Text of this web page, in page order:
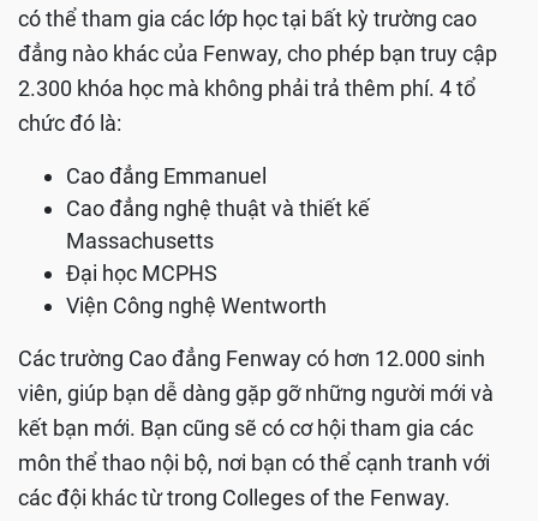
có thể tham gia các lớp học tại bất kỳ trường cao
đẳng nào khác của Fenway, cho phép bạn truy cập
2.300 khóa học mà không phải trả thêm phí. 4 tổ
chức đó là:
Cao đẳng Emmanuel
Cao đẳng nghệ thuật và thiết kế
Massachusetts
Đại học MCPHS
Viện Công nghệ Wentworth
Các trường Cao đẳng Fenway có hơn 12.000 sinh
viên, giúp bạn dễ dàng gặp gỡ những người mới và
kết bạn mới. Bạn cũng sẽ có cơ hội tham gia các
môn thể thao nội bộ, nơi bạn có thể cạnh tranh với
các đội khác từ trong Colleges of the Fenway.